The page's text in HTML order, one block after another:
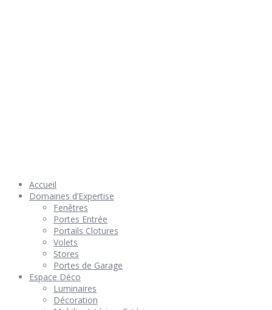
Accueil
Domaines d’Expertise
Fenêtres
Portes Entrée
Portails Clotures
Volets
Stores
Portes de Garage
Espace Déco
Luminaires
Décoration